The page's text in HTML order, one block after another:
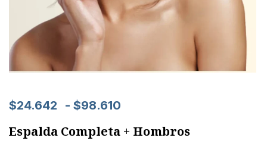
$24.642 - $98.610
Espalda Completa + Hombros